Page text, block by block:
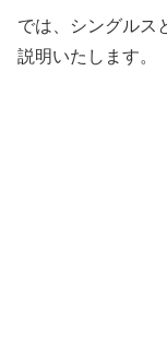
では、シングルス
説明いたします。